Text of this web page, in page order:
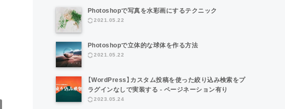
Photoshopで写真を水彩画にするテクニック
2021.05.22
Photoshopで立体的な球体を作る方法
2021.05.22
【WordPress】カスタム投稿を使った絞り込み検索をプ
ラグインなしで実装する - ページネーション有り
2023.05.24